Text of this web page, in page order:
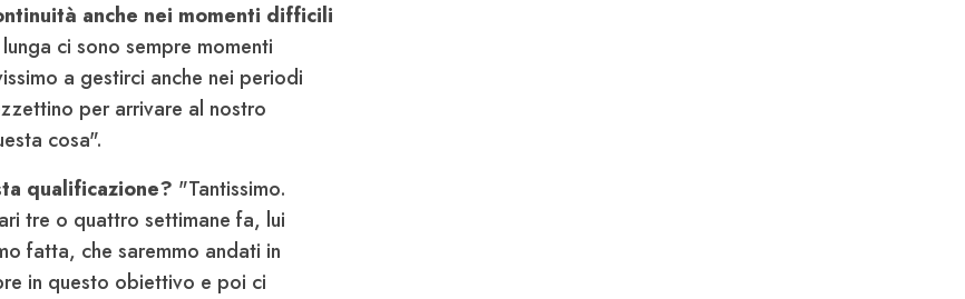
anche nei momenti difficili
ci sono sempre momenti
a gestirci anche nei periodi
per arrivare al nostro
cosa".
qualificazione? "Tantissimo.
tre o quattro settimane fa, lui
fatta, che saremmo andati in
in questo obiettivo e poi ci